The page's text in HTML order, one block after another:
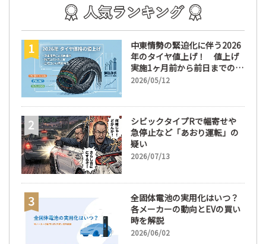
中東情勢の緊迫化に伴う2026
年のタイヤ値上げ！ 値上げ
実施1ヶ月前から前日までの期
間が販売において極めて重要
2026/05/12
シビックタイプRで幅寄せや
急停止など「あおり運転」の
疑い
2026/07/13
全固体電池の実用化はいつ？
各メーカーの動向とEVの買い
時を解説
2026/06/02